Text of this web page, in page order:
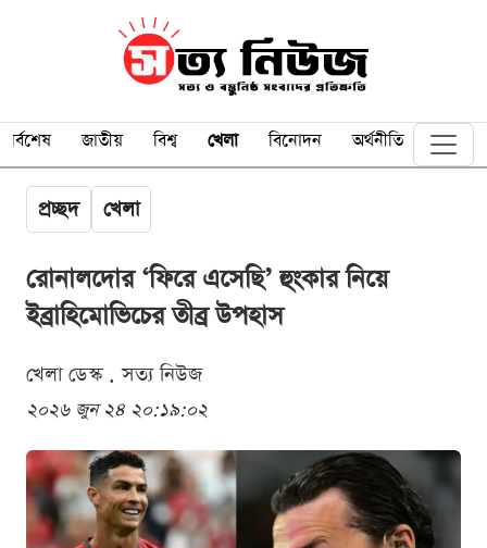
সর্বশেষ জাতীয় বিশ্ব খেলা বিনোদন অর্থনীতি
প্রচ্ছদ খেলা
রোনালদোর ‘ফিরে এসেছি’ হুংকার নিয়ে
ইব্রাহিমোভিচের তীব্র উপহাস
খেলা ডেস্ক . সত্য নিউজ
২০২৬ জুন ২৪ ২০:১৯:০২